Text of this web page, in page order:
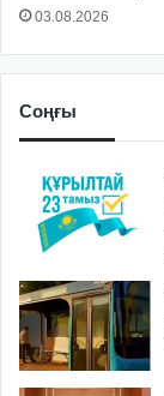
03.08.2026
Соңғы